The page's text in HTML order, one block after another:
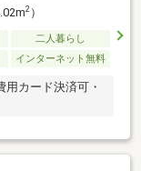
2）
二人暮らし
インターネット無料
カード決済可・